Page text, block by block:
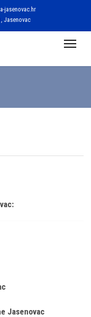
jasenovac.hr
Jasenovac
Jasenovac